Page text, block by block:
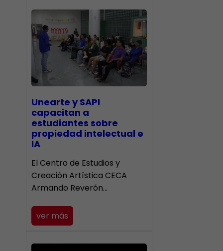
Unearte y SAPI
capacitan a
estudiantes sobre
propiedad intelectual e
IA
El Centro de Estudios y
Creación Artística CECA
Armando Reverón…
ver más